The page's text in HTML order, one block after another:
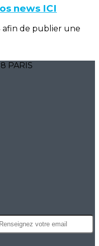
news ICI
afin de publier une
PARIS